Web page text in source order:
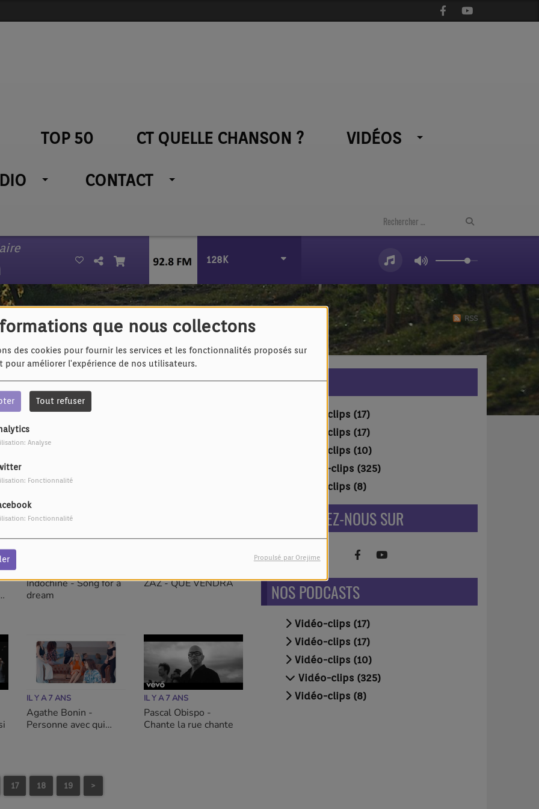
que nous collectons
des cookies pour fournir les services et les fonctionnalités proposés sur
pour améliorer l'expérience de nos utilisateurs.
Tout refuser
Analyse
Fonctionnalité
Fonctionnalité
Propulsé par Orejime
TOP 50 CT QUELLE CHANSON ? VIDÉOS
CONTACT
128K
RSS
IL Y A 7 ANS
Indochine - Song for a
dream
ZAZ - QUE VENDRA
IL Y A 7 ANS
Agathe Bonin -
Personne avec qui
IL Y A 7 ANS
Pascal Obispo -
Chante la rue chante
17 18 19 >
VIDÉOS
Vidéo-clips (17)
Vidéo-clips (17)
Vidéo-clips (10)
Vidéo-clips (325)
Vidéo-clips (8)
RETROUVEZ-NOUS SUR
NOS PODCASTS
Vidéo-clips (17)
Vidéo-clips (17)
Vidéo-clips (10)
Vidéo-clips (325)
Vidéo-clips (8)